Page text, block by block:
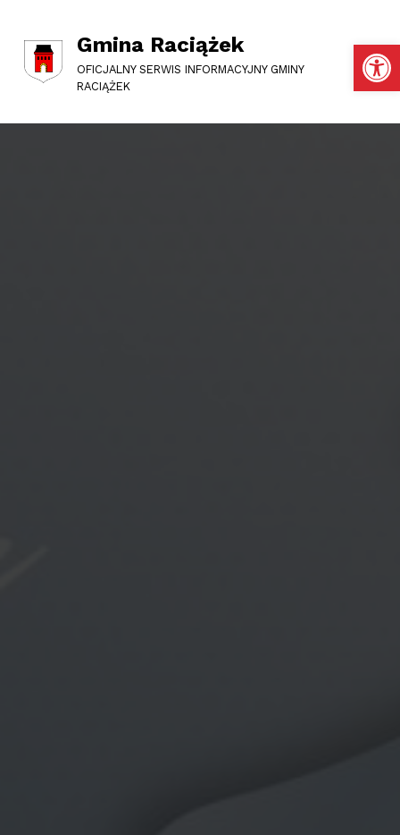
Otwórz pasek narzędzi
Gmina Raciążek
OFICJALNY SERWIS INFORMACYJNY GMINY
RACIĄŻEK